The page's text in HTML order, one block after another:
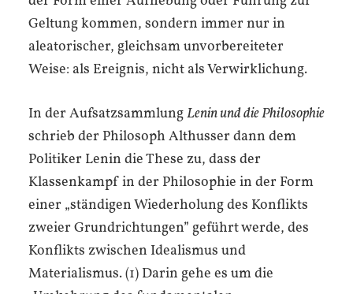
Geltung kommen, sondern immer nur in
aleatorischer, gleichsam unvorbereiteter
Weise: als Ereignis, nicht als Verwirklichung.
In der AufsatzsammlungLenin und die Philosophie
schrieb der Philosoph Althusser dann dem
Politiker Lenin die These zu, dass der
Klassenkampf in der Philosophie in der Form
einer „ständigen Wiederholung des Konflikts
zweier Grundrichtungen” geführt werde, des
Konflikts zwischen Idealismus und
Materialismus. (1) Darin gehe es um die